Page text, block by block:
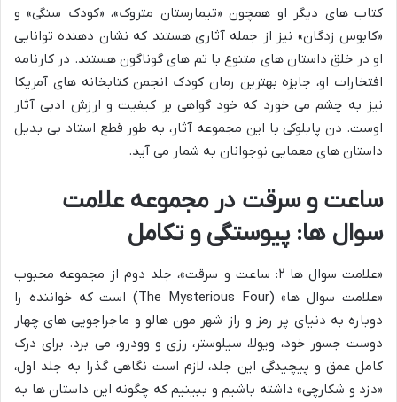
کتاب های دیگر او همچون «تیمارستان متروک»، «کودک سنگی» و
«کابوس زدگان» نیز از جمله آثاری هستند که نشان دهنده توانایی
او در خلق داستان های متنوع با تم های گوناگون هستند. در کارنامه
افتخارات او، جایزه بهترین رمان کودک انجمن کتابخانه های آمریکا
نیز به چشم می خورد که خود گواهی بر کیفیت و ارزش ادبی آثار
اوست. دن پابلوکی با این مجموعه آثار، به طور قطع استاد بی بدیل
داستان های معمایی نوجوانان به شمار می آید.
ساعت و سرقت در مجموعه علامت
سوال ها: پیوستگی و تکامل
«علامت سوال ها ۲: ساعت و سرقت»، جلد دوم از مجموعه محبوب
«علامت سوال ها» (The Mysterious Four) است که خواننده را
دوباره به دنیای پر رمز و راز شهر مون هالو و ماجراجویی های چهار
دوست جسور خود، ویولا، سیلوستر، رزی و وودرو، می برد. برای درک
کامل عمق و پیچیدگی این جلد، لازم است نگاهی گذرا به جلد اول،
«دزد و شکارچی» داشته باشیم و ببینیم که چگونه این داستان ها به